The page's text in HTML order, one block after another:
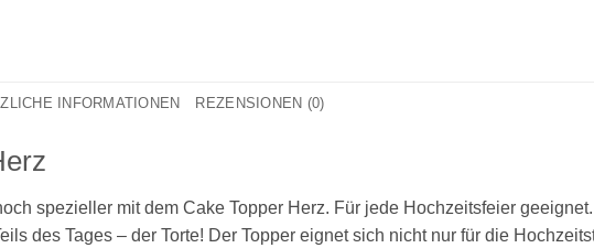
INFORMATIONEN REZENSIONEN (0)
spezieller mit dem Cake Topper Herz. Für jede Hochzeitsfeier
des Tages – der Torte! Der Topper eignet sich nicht nur für die